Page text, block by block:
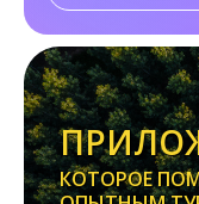
КОТОРОЕ